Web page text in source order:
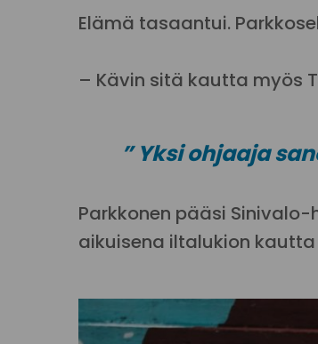
Elämä tasaantui.
– Kävin sitä kautta myös
” Yksi ohjaaja
Parkkonen pääsi
aikuisena iltalukion